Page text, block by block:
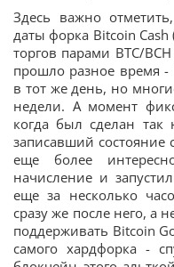
Здесь важно
даты форка Bitcoin Cash
торгов парами BTC/
прошло разное время
в тот же день, но
недели. А момент
когда был сделан так
записавший состояние
еще более
начисление и
еще за несколько
сразу же после него, а
поддерживать Bitcoin
самого хардфорка -